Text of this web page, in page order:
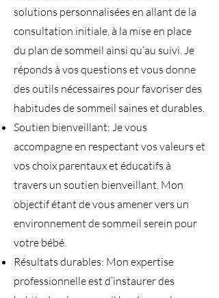
solutions personnalisées en allant de la
consultation initiale, à la mise en place
du plan de sommeil ainsi qu’au suivi. Je
réponds à vos questions et vous donne
des outils nécessaires pour favoriser des
habitudes de sommeil saines et durables.
Soutien bienveillant: Je vous
accompagne en respectant vos valeurs et
vos choix parentaux et éducatifs à
travers un soutien bienveillant. Mon
objectif étant de vous amener vers un
environnement de sommeil serein pour
votre bébé.
Résultats durables: Mon expertise
professionnelle est d’instaurer des